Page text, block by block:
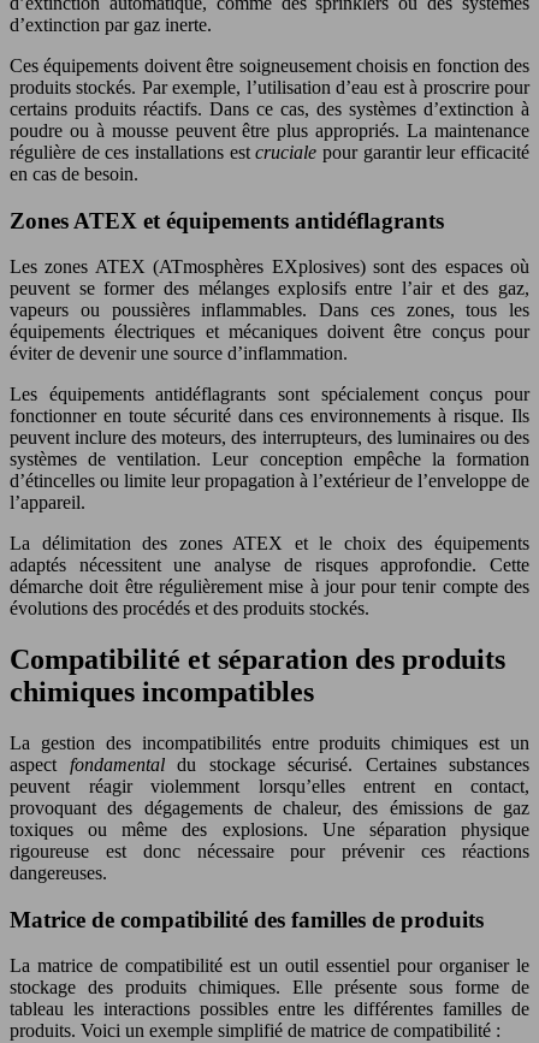
d’extinction par gaz inerte.
Ces équipements doivent être soigneusement choisis en fonction des
produits stockés. Par exemple, l’utilisation d’eau est à proscrire pour
certains produits réactifs. Dans ce cas, des systèmes d’extinction à
poudre ou à mousse peuvent être plus appropriés. La maintenance
régulière de ces installations estcrucialepour garantir leur efficacité
en cas de besoin.
Zones ATEX et équipements antidéflagrants
Les zones ATEX (ATmosphères EXplosives) sont des espaces où
peuvent se former des mélanges explosifs entre l’air et des gaz,
vapeurs ou poussières inflammables. Dans ces zones, tous les
équipements électriques et mécaniques doivent être conçus pour
éviter de devenir une source d’inflammation.
Les équipements antidéflagrants sont spécialement conçus pour
fonctionner en toute sécurité dans ces environnements à risque. Ils
peuvent inclure des moteurs, des interrupteurs, des luminaires ou des
systèmes de ventilation. Leur conception empêche la formation
d’étincelles ou limite leur propagation à l’extérieur de l’enveloppe de
l’appareil.
La délimitation des zones ATEX et le choix des équipements
adaptés nécessitent une analyse de risques approfondie. Cette
démarche doit être régulièrement mise à jour pour tenir compte des
évolutions des procédés et des produits stockés.
Compatibilité et séparation des produits
chimiques incompatibles
La gestion des incompatibilités entre produits chimiques est un
aspect fondamental du stockage sécurisé. Certaines substances
peuvent réagir violemment lorsqu’elles entrent en contact,
provoquant des dégagements de chaleur, des émissions de gaz
toxiques ou même des explosions. Une séparation physique
rigoureuse est donc nécessaire pour prévenir ces réactions
dangereuses.
Matrice de compatibilité des familles de produits
La matrice de compatibilité est un outil essentiel pour organiser le
stockage des produits chimiques. Elle présente sous forme de
tableau les interactions possibles entre les différentes familles de
produits. Voici un exemple simplifié de matrice de compatibilité :